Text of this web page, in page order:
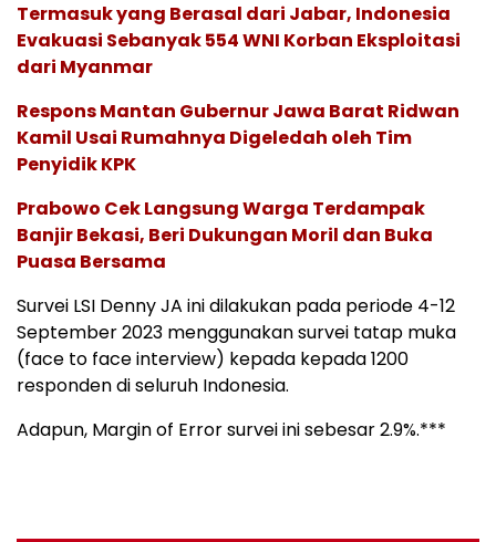
Termasuk yang Berasal dari Jabar, Indonesia
Evakuasi Sebanyak 554 WNI Korban Eksploitasi
dari Myanmar
Respons Mantan Gubernur Jawa Barat Ridwan
Kamil Usai Rumahnya Digeledah oleh Tim
Penyidik KPK
Prabowo Cek Langsung Warga Terdampak
Banjir Bekasi, Beri Dukungan Moril dan Buka
Puasa Bersama
Survei LSI Denny JA ini dilakukan pada periode 4-12
September 2023 menggunakan survei tatap muka
(face to face interview) kepada kepada 1200
responden di seluruh Indonesia.
Adapun, Margin of Error survei ini sebesar 2.9%.***